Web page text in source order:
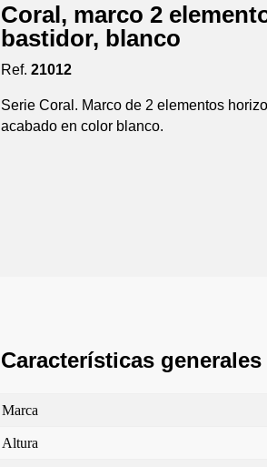
Coral, marco 2
bastidor, blanco
Ref.21012
Serie Coral. Marco de 2 elementos
acabado en color blanco.
Características generales
Marca
Altura